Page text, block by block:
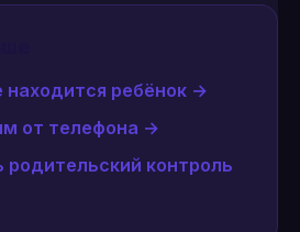
находится ребёнок →
от телефона →
родительский контроль